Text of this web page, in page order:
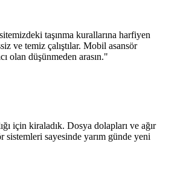
taşınma kurallarına harfiyen
ve temiz çalıştılar. Mobil asansör
olan düşünmeden arasın."
için kiraladık. Dosya dolapları ve ağır
sistemleri sayesinde yarım günde yeni